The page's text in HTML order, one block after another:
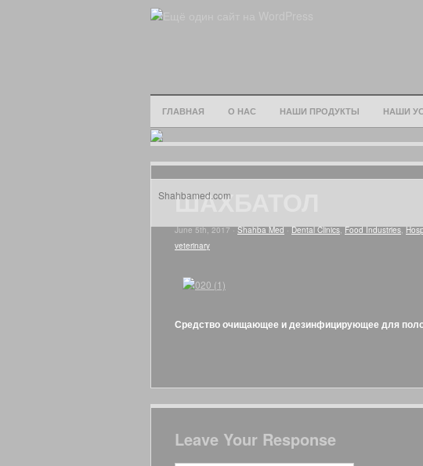
ГЛАВНАЯ О НАС НАШИ ПРОДУКТЫ НАШИ
Shahbamed.com
ШАХБАТОЛ
June 5th, 2017 ·Shahba Med·Dental Clinics,Food Industries,
veterinary
Средство очищающее и дезинфицирующее для
Leave Your Response